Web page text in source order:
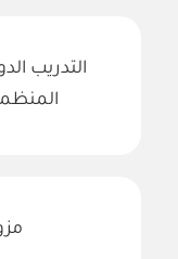
التدريب